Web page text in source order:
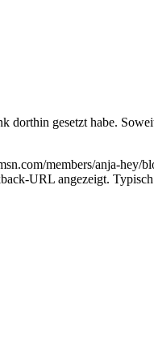
dorthin gesetzt habe.
members/anja-
URL angezeigt.